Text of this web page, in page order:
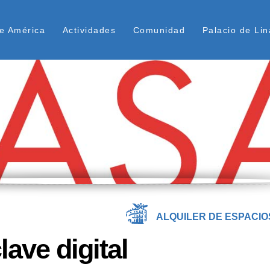
Superior
América Actividades Comunidad Palacio de
ALQUILER DE
digital